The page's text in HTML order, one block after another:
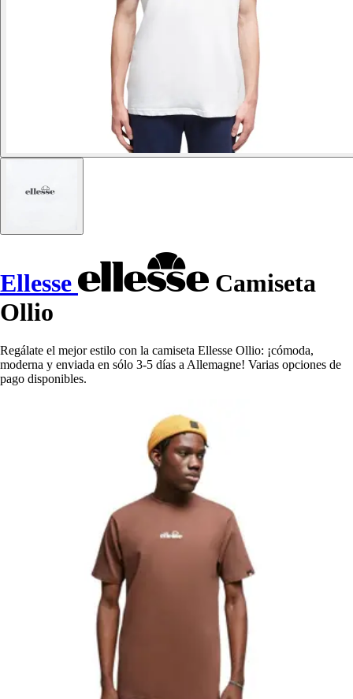
Ellesse
Camiseta
Ollio
Regálate el mejor estilo con la camiseta Ellesse Ollio: ¡cómoda,
moderna y enviada en sólo 3-5 días a Allemagne! Varias opciones de
pago disponibles.